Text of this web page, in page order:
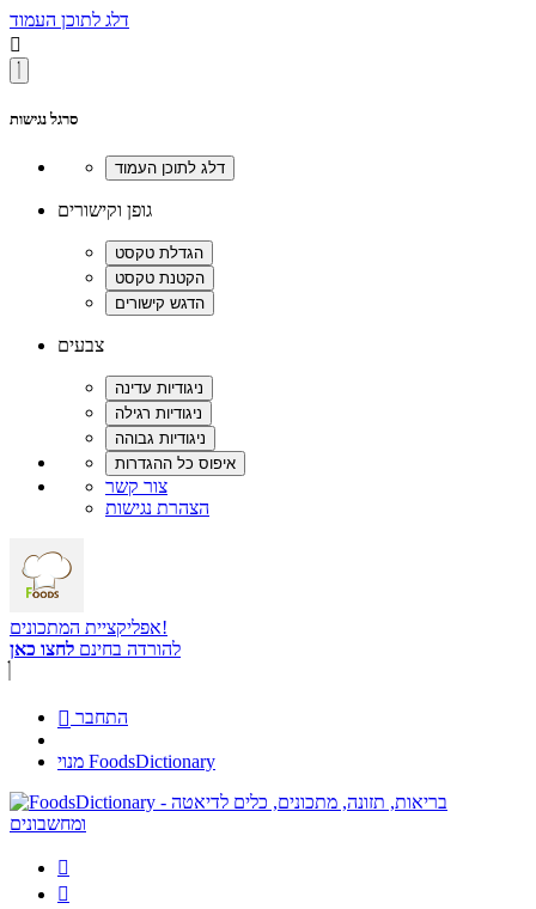
דלג לתוכן העמוד

סרגל נגישות
גופן וקישורים
צבעים
צור קשר
הצהרת נגישות
אפליקציית המתכונים!
להורדה בחינם לחצו כאן
 התחבר
מנוי FoodsDictionary

